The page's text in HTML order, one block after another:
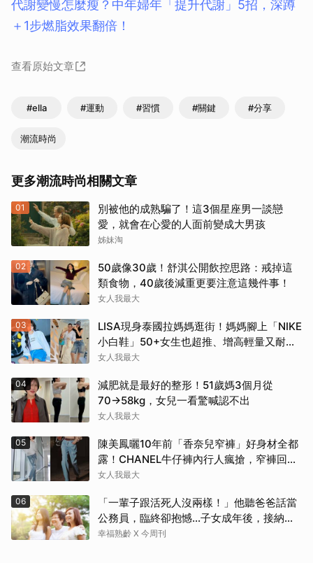
代謝變慢怎麼瘦？中年婦年「提升代謝」5招，深蹲
＋1步燃脂效果翻倍！
查看原始文章
#ella #運動 #習慣 #關鍵 #分享
潮流時尚
更多潮流時尚相關文章
01
別被他的成熟騙了！這3個星座男一談戀
愛，就會在心愛的人面前變成大男孩
姊妹淘
02
50歲像30歲！舒淇公開飲控思路：戒掉這
類食物，40歲後減重更要注意這幾件事！
女人我最大
03
LISA現身泰國拉媽媽逛街！媽媽腳上「NIKE
小白鞋」50+女生也超推、增高輕量又耐
走！
女人我最大
04
減肥就是最好的整形！51歲媽3個月從
70→58kg，女兒一看驚喊認不出
女人我最大
05
陳美鳳曬10年前「香奈兒窄褲」好身材全都
露！CHANEL牛仔褲內行人瘋搶，窄褲回歸
必看這幾條
女人我最大
06
「一輩子跟活死人沒兩樣！」他聽爸爸話當
公務員，臨終卻抱憾…子女成年後，接納與
欣賞就夠了
幸福熟齡 X 今周刊